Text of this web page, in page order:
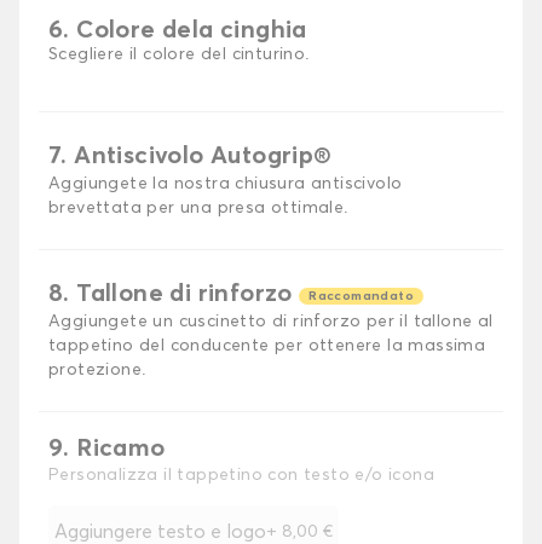
6. Colore dela cinghia
Scegliere il colore del cinturino.
7. Antiscivolo Autogrip®
Aggiungete la nostra chiusura antiscivolo
brevettata per una presa ottimale.
8. Tallone di rinforzo Raccomandato
Aggiungete un cuscinetto di rinforzo per il tallone al
tappetino del conducente per ottenere la massima
protezione.
9. Ricamo
Personalizza il tappetino con testo e/o icona
Aggiungere testo e logo+ 8,00 €